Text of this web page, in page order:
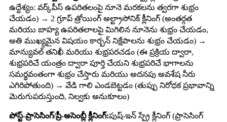
ఉద్దేశ్యం: వర్క్‌పీస్ ఉపరితలంపై నూనె మరకలను త్వరగా శుభ్రం
చేయడం) → 2 గ్రూప్ త్రోయింగ్ అల్ట్రాసోనిక్ క్లీనింగ్ (అంతర్గత
మరియు బాహ్య ఉపరితలాలపై మిగిలిన నూనెను శుభ్రం చేయడం,
అతి ముఖ్యమైన విషయం కార్బన్ నిక్షేపాలను శుభ్రం చేయడం) →
మాన్యువల్ తనిఖీ మరియు శుభ్రపరచడం (ఈ ప్రక్రియ ద్వారా,
శుభ్రపరిచే యంత్రం ద్వారా పూర్తి చేయని శుభ్రపరిచే భాగాలను
సమర్థవంతంగా శుభ్రం చేస్తారు మరియు అదనపు అవశేష నీరు
ఎగిరిపోతుంది) → వేడి గాలి ఎండబెట్టడం (తుప్పు నిరోధక ప్రభావాన్ని
మెరుగుపరుస్తుంది, నిల్వకు అనుకూలం)
పోస్ట్-ప్రాసెసింగ్/ప్రీ-అసెంబ్లీ క్లీనింగ్:పుష్-ఇన్ స్ప్రే క్లీనింగ్ (ప్రాసెసింగ్